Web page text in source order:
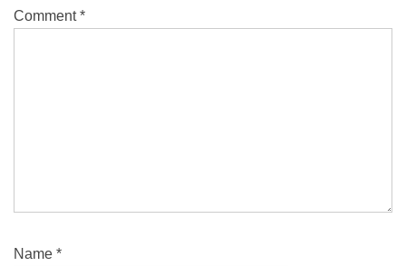
Comment*
Name *